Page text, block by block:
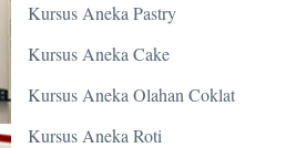
Kursus Aneka Pastry
Kursus Aneka Cake
Kursus Aneka Olahan Coklat
Kursus Aneka Roti